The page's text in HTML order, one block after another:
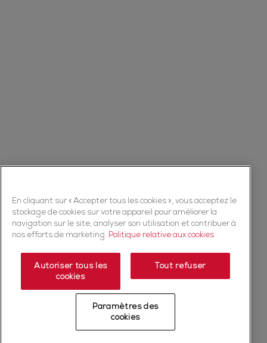
En cliquant sur « Accepter tous les cookies », vous acceptez le
stockage de cookies sur votre appareil pour améliorer la
navigation sur le site, analyser son utilisation et contribuer à
nos efforts de marketing. Politique relative aux cookies
Autoriser tous les
cookies
Tout refuser
Paramètres des
cookies